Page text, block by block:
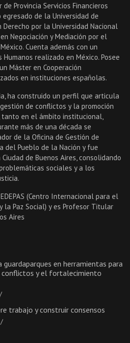
Provincia Servicios Financieros
egresado de la Universidad de
Derecho por la Universidad Nacional
Negociación y Mediación por el
Cuenta además con un
realizado en México. Posee
Máster en Cooperación
en instituciones españolas.
ha construido un perfil que articula
de conflictos y la promoción
tanto en el ámbito institucional,
más de una década se
de la Oficina de Gestión de
del Pueblo de la Nación y fue
de Buenos Aires, consolidando
sociales y a los
(Centro Internacional para el
la Paz Social) y es Profesor Titular
Aires
guardaparques en herramientas para
conflictos y el fortalecimiento
trabajo y construir consensos